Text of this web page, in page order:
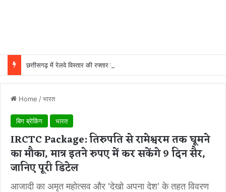
Home /भारत
बिग ब्रेकिंग भारत
IRCTC Package: तिरुपति से रामेश्वरम तक घूमने
का मौका, मात्र इतने रुपए में कर सकेंगे 9 दिन सैर,
जानिए पूरी डिटेल
आजादी का अमृत महोत्सव और 'देखो अपना देश' के तहत विवरण